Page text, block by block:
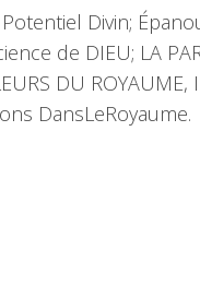
Divin;
de DIEU; LA
DU ROYAUME,
DansLeRoyaume.